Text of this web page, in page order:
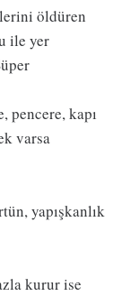
öldüren
ile yer
kapı
varsa
yapışkanlık
kurur ise